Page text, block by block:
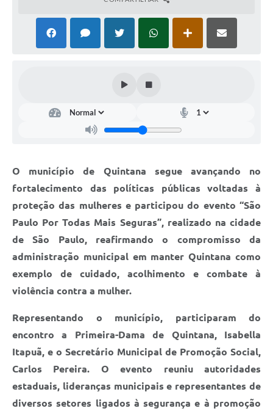
Telefones Úteis
O município de Quintana segue avançando no
fortalecimento das políticas públicas voltadas à
proteção das mulheres e participou do evento “São
Paulo Por Todas Mais Seguras”, realizado na cidade
de São Paulo, reafirmando o compromisso da
administração municipal em manter Quintana como
exemplo de cuidado, acolhimento e combate à
violência contra a mulher.
Representando o município, participaram do
encontro a Primeira-Dama de Quintana, Isabella
Itapuã, e o Secretário Municipal de Promoção Social,
Carlos Pereira. O evento reuniu autoridades
estaduais, lideranças municipais e representantes de
diversos setores ligados à segurança e à promoção